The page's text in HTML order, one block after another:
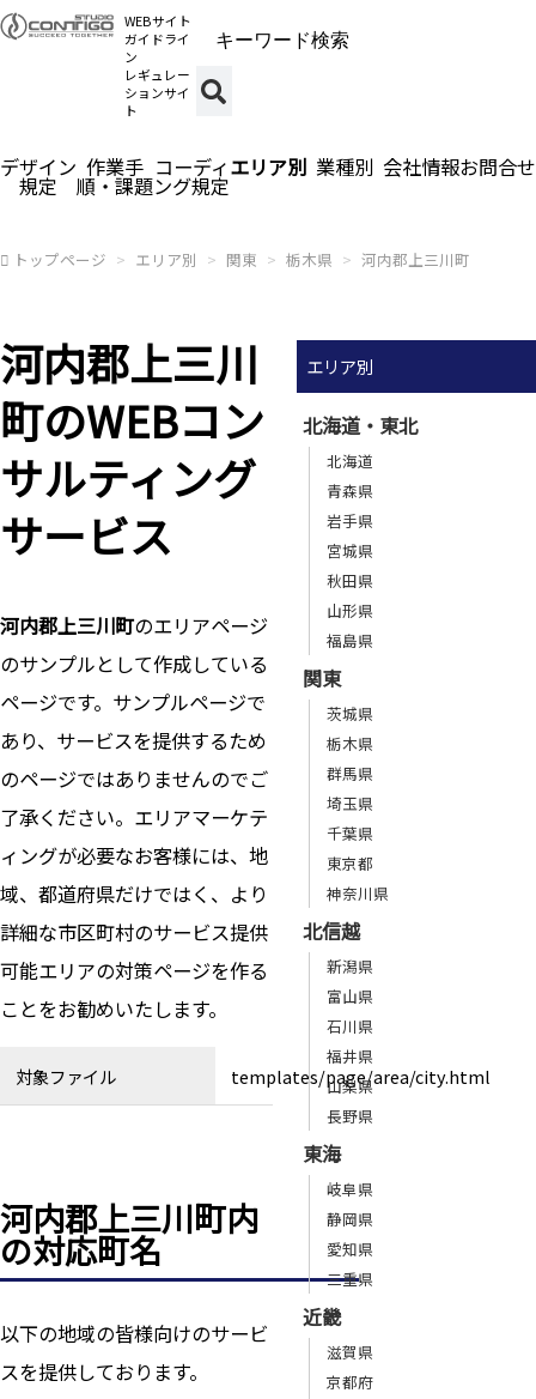
WEBサイト
ガイドライ
ン
レギュレー
ションサイ
ト
デザイン
規定
作業手
順・課題
コーディ
ング規定
エリア別 業種別 会社情報お問合せ
トップページ エリア別 関東 栃木県 河内郡上三川町
河内郡上三川
町のWEBコン
サルティング
サービス
河内郡上三川町のエリアページ
のサンプルとして作成している
ページです。サンプルページで
あり、サービスを提供するため
のページではありませんのでご
了承ください。エリアマーケテ
ィングが必要なお客様には、地
域、都道府県だけではく、より
詳細な市区町村のサービス提供
可能エリアの対策ページを作る
ことをお勧めいたします。
対象ファイル templates/page/area/city.html
河内郡上三川町内
の対応町名
以下の地域の皆様向けのサービ
スを提供しております。
エリア別
北海道・東北
北海道
青森県
岩手県
宮城県
秋田県
山形県
福島県
関東
茨城県
栃木県
群馬県
埼玉県
千葉県
東京都
神奈川県
北信越
新潟県
富山県
石川県
福井県
山梨県
長野県
東海
岐阜県
静岡県
愛知県
三重県
近畿
滋賀県
京都府